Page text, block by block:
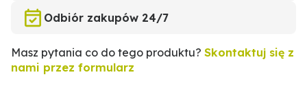
Odbiór zakupów 24/7
Masz pytania co do tego produktu? Skontaktuj się z
nami przez formularz